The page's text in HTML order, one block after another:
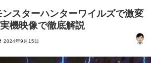
ンスターハンターワイルズで激変
機映像で徹底解説
2024年9月15日